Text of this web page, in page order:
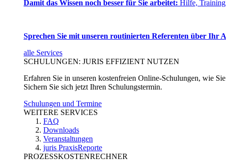
Damit das Wissen noch besser für Sie arbeitet: Hilfe,
Sprechen Sie mit unseren routinierten Referenten über Ihr
alle Services
SCHULUNGEN: JURIS EFFIZIENT NUTZEN
Erfahren Sie in unseren kostenfreien Online-Schulungen, wie
Sichern Sie sich jetzt Ihren Schulungstermin.
Schulungen und Termine
WEITERE SERVICES
FAQ
Downloads
Veranstaltungen
juris PraxisReporte
PROZESSKOSTENRECHNER